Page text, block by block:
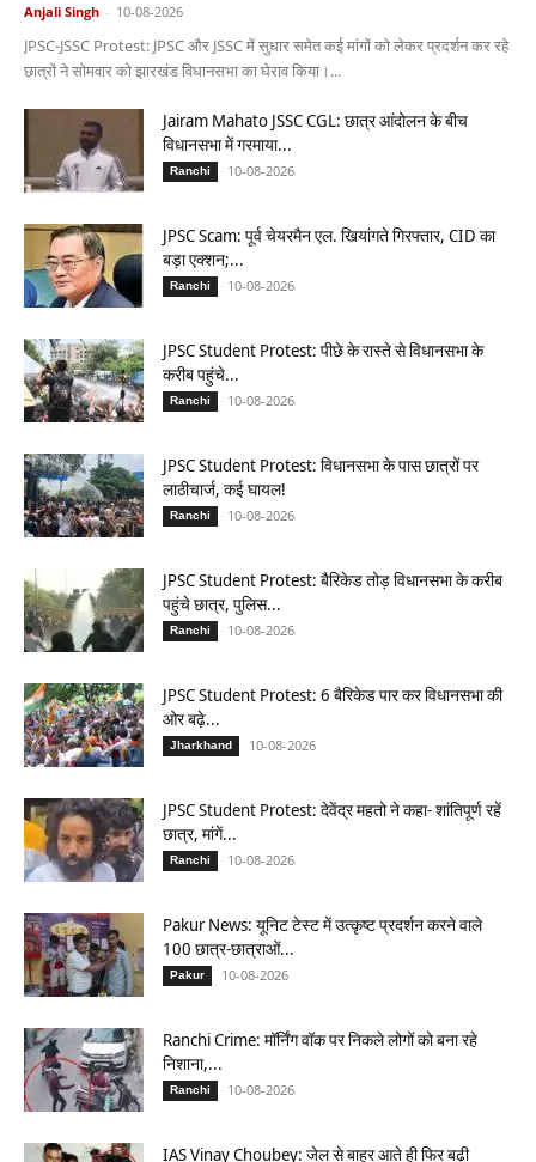
Anjali Singh - 10-08-2026
JPSC-JSSC Protest: JPSC और JSSC में सुधार समेत कई मांगों को लेकर प्रदर्शन कर रहे
छात्रों ने सोमवार को झारखंड विधानसभा का घेराव किया।...
Jairam Mahato JSSC CGL: छात्र आंदोलन के बीच
विधानसभा में गरमाया...
Ranchi 10-08-2026
JPSC Scam: पूर्व चेयरमैन एल. खियांगते गिरफ्तार, CID का
बड़ा एक्शन;...
Ranchi 10-08-2026
JPSC Student Protest: पीछे के रास्ते से विधानसभा के
करीब पहुंचे...
Ranchi 10-08-2026
JPSC Student Protest: विधानसभा के पास छात्रों पर
लाठीचार्ज, कई घायल!
Ranchi 10-08-2026
JPSC Student Protest: बैरिकेड तोड़ विधानसभा के करीब
पहुंचे छात्र, पुलिस...
Ranchi 10-08-2026
JPSC Student Protest: 6 बैरिकेड पार कर विधानसभा की
ओर बढ़े...
Jharkhand 10-08-2026
JPSC Student Protest: देवेंद्र महतो ने कहा- शांतिपूर्ण रहें
छात्र, मांगें...
Ranchi 10-08-2026
Pakur News: यूनिट टेस्ट में उत्कृष्ट प्रदर्शन करने वाले
100 छात्र-छात्राओं...
Pakur 10-08-2026
Ranchi Crime: मॉर्निंग वॉक पर निकले लोगों को बना रहे
निशाना,...
Ranchi 10-08-2026
IAS Vinay Choubey: जेल से बाहर आते ही फिर बढ़ी